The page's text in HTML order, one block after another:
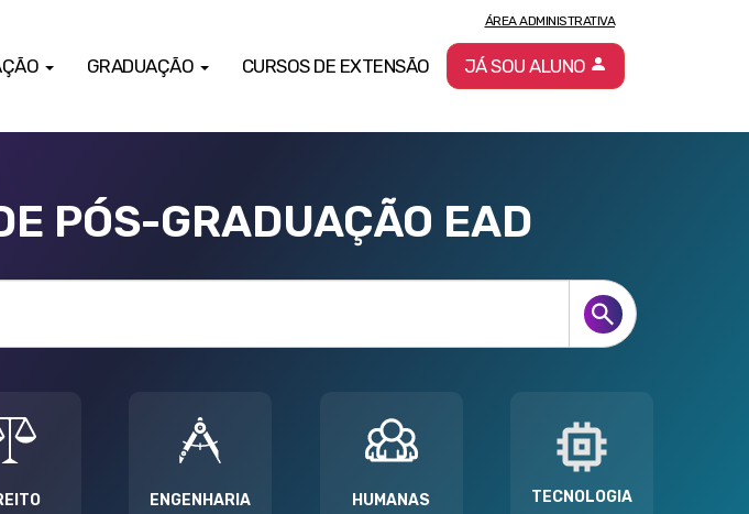
GRADUAÇÃO CURSOS DE EXTENSÃO
ÁREA ADMINISTRATIVA
JÁ SOU ALUNO
PÓS-GRADUAÇÃO EAD
ENGENHARIA HUMANAS TECNOLOGIA